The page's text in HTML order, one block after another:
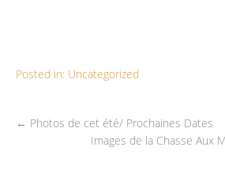
Posted in: Uncategorized
← Photos de cet été/ Prochaines Dates
Images de la Chasse Aux